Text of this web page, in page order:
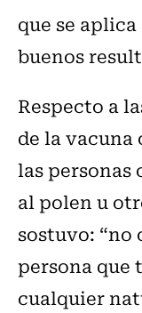
que se
buenos
Respecto a
de la
las personas
al polen u
sostuvo: “no
persona que
cualquier